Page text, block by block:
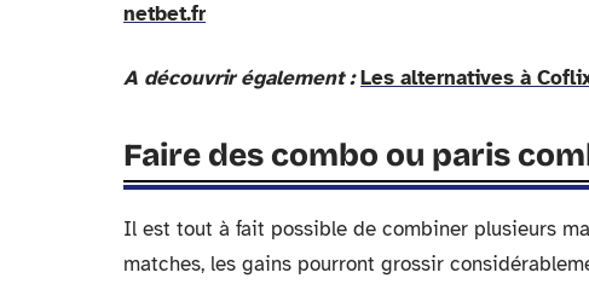
netbet.fr
A découvrir également : Les alternatives à
Faire des combo ou paris
Il est tout à fait possible de combiner plusieurs
matches, les gains pourront grossir